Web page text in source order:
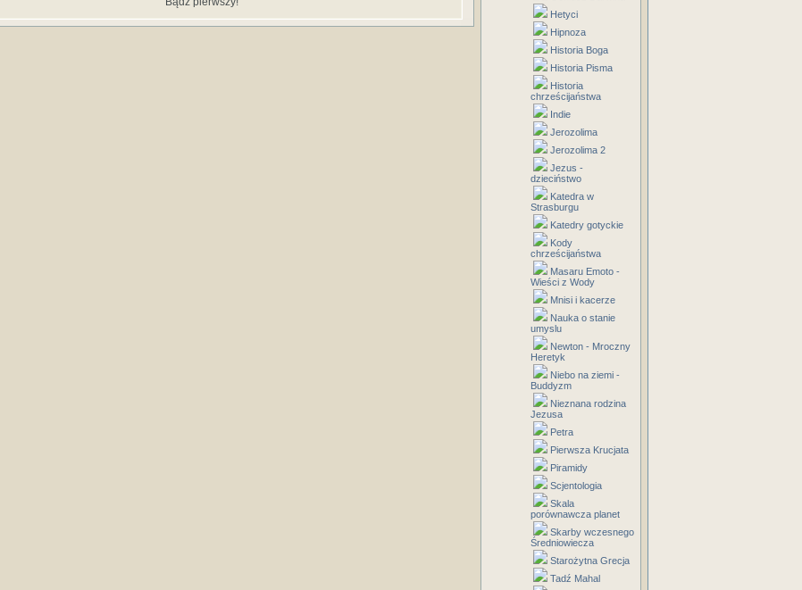
Hetyci
Hipnoza
Historia Boga
Historia Pisma
Historia
chrześcijaństwa
Indie
Jerozolima
Jerozolima 2
Jezus -
dzieciństwo
Katedra w
Strasburgu
Katedry gotyckie
Kody
chrześcijaństwa
Masaru Emoto -
Wieści z Wody
Mnisi i kacerze
Nauka o stanie
umyslu
Newton - Mroczny
Heretyk
Niebo na ziemi -
Buddyzm
Nieznana rodzina
Jezusa
Petra
Pierwsza Krucjata
Piramidy
Scjentologia
Skala
porównawcza planet
Skarby wczesnego
Średniowiecza
Starożytna Grecja
Tadź Mahal